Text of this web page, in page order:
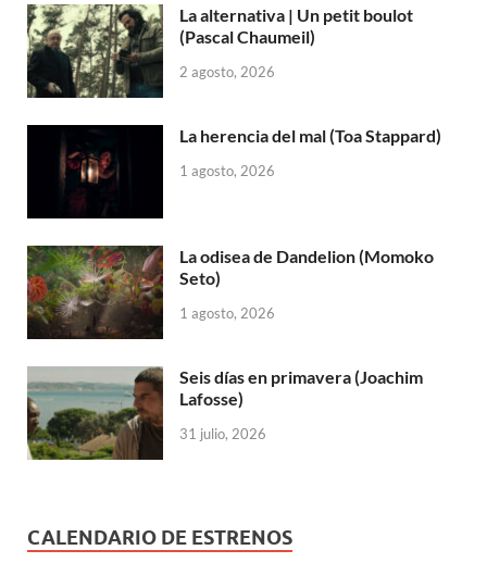
La alternativa | Un petit boulot
(Pascal Chaumeil)
2 agosto, 2026
La herencia del mal (Toa Stappard)
1 agosto, 2026
La odisea de Dandelion (Momoko
Seto)
1 agosto, 2026
Seis días en primavera (Joachim
Lafosse)
31 julio, 2026
CALENDARIO DE ESTRENOS